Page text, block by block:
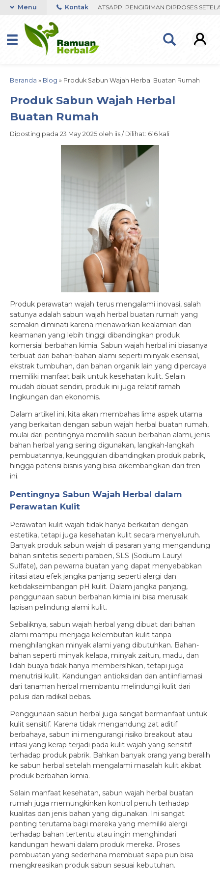
RESPON ORDER VIA WHATSAPP. PENGIRIMAN DIPROSES SETELAH
Menu Kontak
Beranda » Blog » Produk Sabun Wajah Herbal Buatan Rumah
Produk Sabun Wajah Herbal
Buatan Rumah
Diposting pada 23 May 2025 oleh iis / Dilihat: 616 kali
Produk perawatan wajah terus mengalami inovasi, salah
satunya adalah sabun wajah herbal buatan rumah yang
semakin diminati karena menawarkan kealamian dan
keamanan yang lebih tinggi dibandingkan produk
komersial berbahan kimia. Sabun wajah herbal ini biasanya
terbuat dari bahan-bahan alami seperti minyak esensial,
ekstrak tumbuhan, dan bahan organik lain yang dipercaya
memiliki manfaat baik untuk kesehatan kulit. Selain
mudah dibuat sendiri, produk ini juga relatif ramah
lingkungan dan ekonomis.
Dalam artikel ini, kita akan membahas lima aspek utama
yang berkaitan dengan sabun wajah herbal buatan rumah,
mulai dari pentingnya memilih sabun berbahan alami, jenis
bahan herbal yang sering digunakan, langkah-langkah
pembuatannya, keunggulan dibandingkan produk pabrik,
hingga potensi bisnis yang bisa dikembangkan dari tren
ini.
Pentingnya Sabun Wajah Herbal dalam
Perawatan Kulit
Perawatan kulit wajah tidak hanya berkaitan dengan
estetika, tetapi juga kesehatan kulit secara menyeluruh.
Banyak produk sabun wajah di pasaran yang mengandung
bahan sintetis seperti paraben, SLS (Sodium Lauryl
Sulfate), dan pewarna buatan yang dapat menyebabkan
iritasi atau efek jangka panjang seperti alergi dan
ketidakseimbangan pH kulit. Dalam jangka panjang,
penggunaan sabun berbahan kimia ini bisa merusak
lapisan pelindung alami kulit.
Sebaliknya, sabun wajah herbal yang dibuat dari bahan
alami mampu menjaga kelembutan kulit tanpa
menghilangkan minyak alami yang dibutuhkan. Bahan-
bahan seperti minyak kelapa, minyak zaitun, madu, dan
lidah buaya tidak hanya membersihkan, tetapi juga
menutrisi kulit. Kandungan antioksidan dan antiinflamasi
dari tanaman herbal membantu melindungi kulit dari
polusi dan radikal bebas.
Penggunaan sabun herbal juga sangat bermanfaat untuk
kulit sensitif. Karena tidak mengandung zat aditif
berbahaya, sabun ini mengurangi risiko breakout atau
iritasi yang kerap terjadi pada kulit wajah yang sensitif
terhadap produk pabrik. Bahkan banyak orang yang beralih
ke sabun herbal setelah mengalami masalah kulit akibat
produk berbahan kimia.
Selain manfaat kesehatan, sabun wajah herbal buatan
rumah juga memungkinkan kontrol penuh terhadap
kualitas dan jenis bahan yang digunakan. Ini sangat
penting terutama bagi mereka yang memiliki alergi
terhadap bahan tertentu atau ingin menghindari
kandungan hewani dalam produk mereka. Proses
pembuatan yang sederhana membuat siapa pun bisa
mengkreasikan produk sabun sesuai kebutuhan.